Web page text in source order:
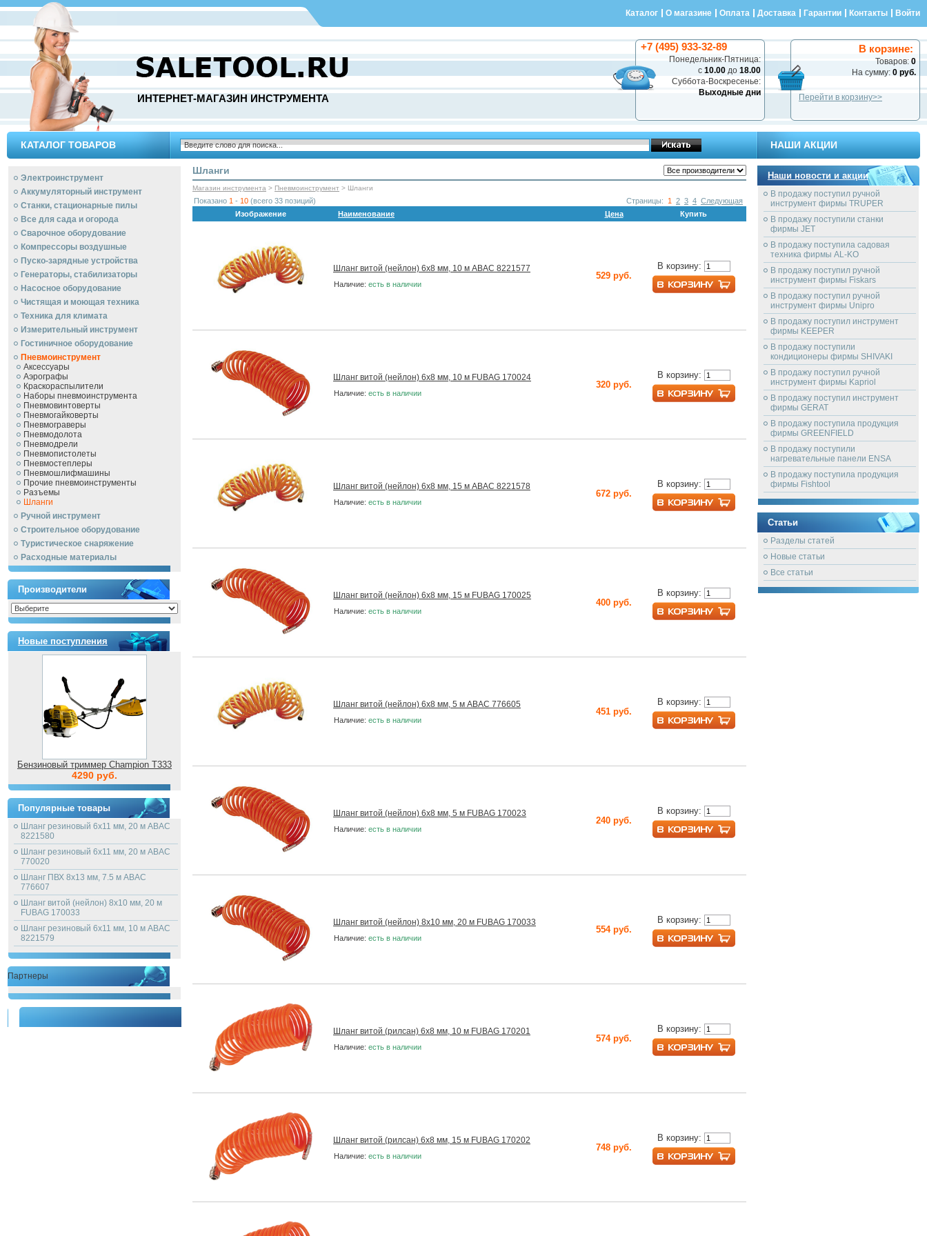
Каталог О магазине Оплата Доставка Гарантии Контакты Войти
ИНТЕРНЕТ-МАГАЗИН ИНСТРУМЕНТА
В корзине:
Товаров: 0
На сумму: 0 руб.
Перейти в корзину>>
+7 (495) 933-32-89
Понедельник-Пятница:
с 10.00 до 18.00
Суббота-Воскресенье:
Выходные дни
КАТАЛОГ ТОВАРОВ НАШИ АКЦИИ
Электроинструмент
Аккумуляторный инструмент
Станки, стационарные пилы
Все для сада и огорода
Сварочное оборудование
Компрессоры воздушные
Пуско-зарядные устройства
Генераторы, стабилизаторы
Насосное оборудование
Чистящая и моющая техника
Техника для климата
Измерительный инструмент
Гостиничное оборудование
Пневмоинструмент
Аксессуары
Аэрографы
Краскораспылители
Наборы пневмоинструмента
Пневмовинтоверты
Пневмогайковерты
Пневмограверы
Пневмодолота
Пневмодрели
Пневмопистолеты
Пневмостеплеры
Пневмошлифмашины
Прочие пневмоинструменты
Разъемы
Шланги
Ручной инcтрумент
Строительное оборудование
Туристическое снаряжение
Расходные материалы
Производители
Новые поступления
Бензиновый триммер Champion T333
4290 руб.
Популярные товары
Шланг резиновый 6х11 мм, 20 м ABAC
8221580
Шланг резиновый 6х11 мм, 20 м ABAC
770020
Шланг ПВХ 8х13 мм, 7.5 м ABAC
776607
Шланг витой (нейлон) 8х10 мм, 20 м
FUBAG 170033
Шланг резиновый 6х11 мм, 10 м ABAC
8221579
Партнеры
Шланги
Магазин инструмента > Пневмоинструмент > Шланги
Показано 1 - 10 (всего 33 позиций) Страницы: 1 2 3 4 Следующая
Изображение
Наименование Цена Купить
Шланг витой (нейлон) 6х8 мм, 10 м ABAC 8221577
Наличие: есть в наличии
529 руб.
В корзину:
Шланг витой (нейлон) 6х8 мм, 10 м FUBAG 170024
Наличие: есть в наличии
320 руб.
В корзину:
Шланг витой (нейлон) 6х8 мм, 15 м ABAC 8221578
Наличие: есть в наличии
672 руб.
В корзину:
Шланг витой (нейлон) 6х8 мм, 15 м FUBAG 170025
Наличие: есть в наличии
400 руб.
В корзину:
Шланг витой (нейлон) 6х8 мм, 5 м ABAC 776605
Наличие: есть в наличии
451 руб.
В корзину:
Шланг витой (нейлон) 6х8 мм, 5 м FUBAG 170023
Наличие: есть в наличии
240 руб.
В корзину:
Шланг витой (нейлон) 8х10 мм, 20 м FUBAG 170033
Наличие: есть в наличии
554 руб.
В корзину:
Шланг витой (рилсан) 6х8 мм, 10 м FUBAG 170201
Наличие: есть в наличии
574 руб.
В корзину:
Шланг витой (рилсан) 6х8 мм, 15 м FUBAG 170202
Наличие: есть в наличии
748 руб.
В корзину:
Наши новости и акции
В продажу поступил ручной
инструмент фирмы TRUPER
В продажу поступили станки
фирмы JET
В продажу поступила садовая
техника фирмы AL-KO
В продажу поступил ручной
инструмент фирмы Fiskars
В продажу поступил ручной
инструмент фирмы Unipro
В продажу поступил инструмент
фирмы KEEPER
В продажу поступили
кондиционеры фирмы SHIVAKI
В продажу поступил ручной
инструмент фирмы Kapriol
В продажу поступил инструмент
фирмы GERAT
В продажу поступила продукция
фирмы GREENFIELD
В продажу поступили
нагревательные панели ENSA
В продажу поступила продукция
фирмы Fishtool
Статьи
Разделы статей
Новые статьи
Все статьи